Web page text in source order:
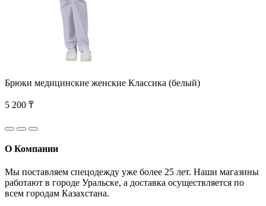
Брюки медицинские женские Классика (белый)
5 200 ₸
О Компании
Мы поставляем спецодежду уже более 25 лет. Наши магазины
работают в городе Уральске, а доставка осуществляется по
всем городам Казахстана.